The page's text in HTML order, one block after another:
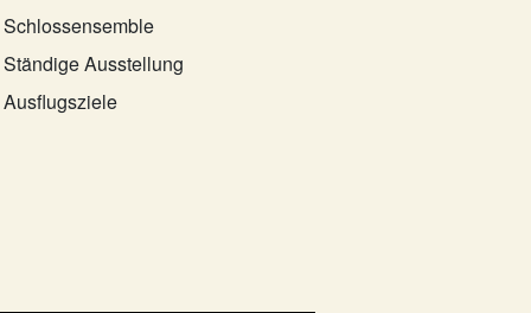
Schlossensemble
Ständige Ausstellung
Ausflugsziele